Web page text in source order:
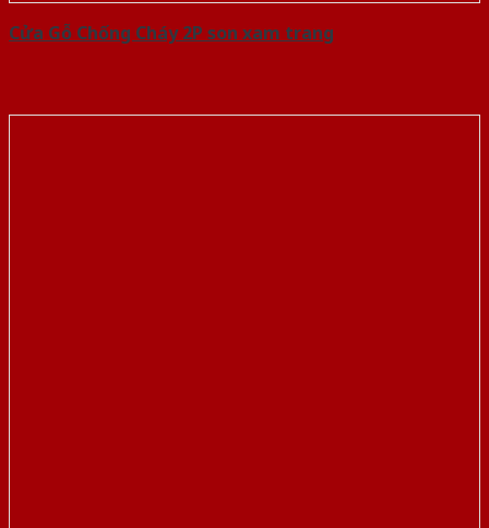
Cửa Gỗ Chống Cháy 2P son xam trang